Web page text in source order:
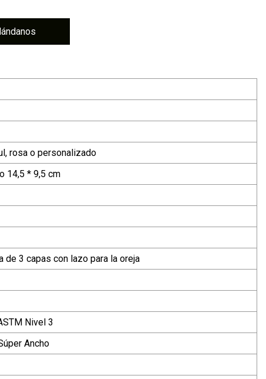
rosa o personalizado
14,5 * 9,5 cm
de 3 capas con lazo para la oreja
Nivel 3
Ancho